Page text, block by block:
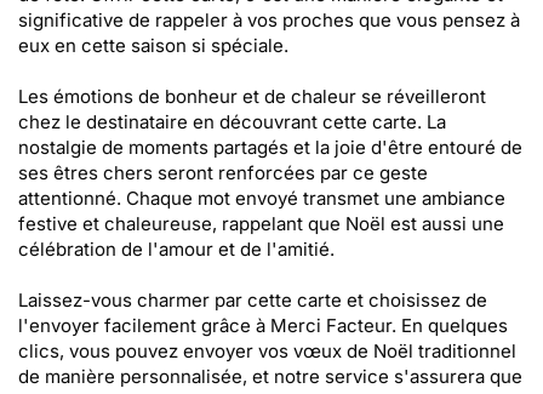
significative de rappeler à vos proches que vous pensez à
eux en cette saison si spéciale.
Les émotions de bonheur et de chaleur se réveilleront
chez le destinataire en découvrant cette carte. La
nostalgie de moments partagés et la joie d'être entouré de
ses êtres chers seront renforcées par ce geste
attentionné. Chaque mot envoyé transmet une ambiance
festive et chaleureuse, rappelant que Noël est aussi une
célébration de l'amour et de l'amitié.
Laissez-vous charmer par cette carte et choisissez de
l'envoyer facilement grâce à Merci Facteur. En quelques
clics, vous pouvez envoyer vos vœux de Noël traditionnel
de manière personnalisée, et notre service s'assurera que